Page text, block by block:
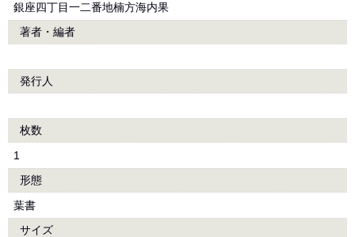
銀座四丁目一二番地楠方海内果
著者・編者
発行人
枚数
1
形態
葉書
サイズ